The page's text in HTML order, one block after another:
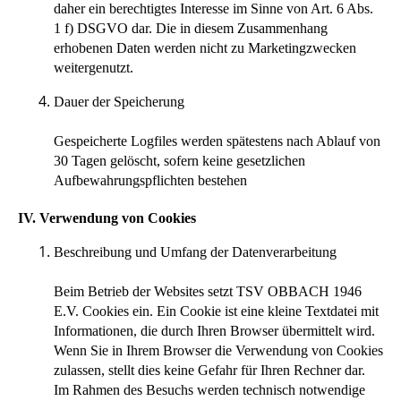
daher ein berechtigtes Interesse im Sinne von Art. 6 Abs.
1 f) DSGVO dar. Die in diesem Zusammenhang
erhobenen Daten werden nicht zu Marketingzwecken
weitergenutzt.
Dauer der Speicherung
Gespeicherte Logfiles werden spätestens nach Ablauf von
30 Tagen gelöscht, sofern keine gesetzlichen
Aufbewahrungspflichten bestehen
IV. Verwendung von Cookies
Beschreibung und Umfang der Datenverarbeitung
Beim Betrieb der Websites setzt TSV OBBACH 1946
E.V. Cookies ein. Ein Cookie ist eine kleine Textdatei mit
Informationen, die durch Ihren Browser übermittelt wird.
Wenn Sie in Ihrem Browser die Verwendung von Cookies
zulassen, stellt dies keine Gefahr für Ihren Rechner dar.
Im Rahmen des Besuchs werden technisch notwendige